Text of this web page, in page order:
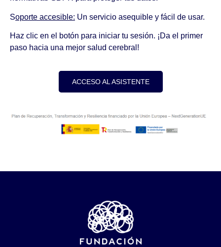
Soporte accesible: Un servicio asequible y fácil de usar.
Haz clic en el botón para iniciar tu sesión. ¡Da el primer
paso hacia una mejor salud cerebral!
ACCESO AL ASISTENTE